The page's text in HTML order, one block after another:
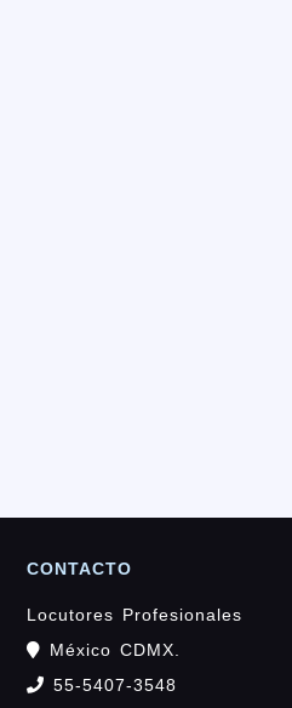
CONTACTO
Locutores Profesionales
México CDMX.
55-5407-3548